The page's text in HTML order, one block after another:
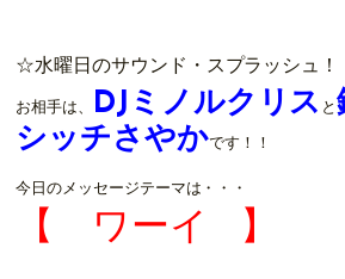
☆水曜日のサウンド・スプラッシュ！
お相手は、 DJミノルクリス と
シッチさやかです！！
今日のメッセージテーマは・・・
【 ワーイ 】